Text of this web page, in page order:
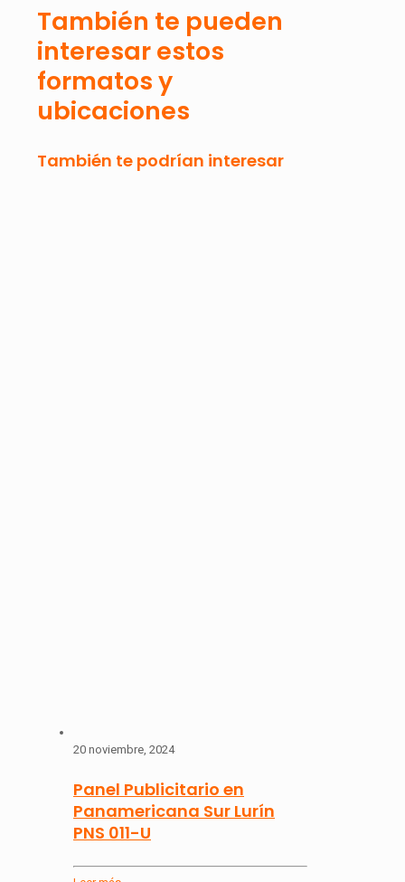
También te pueden
interesar estos
formatos y
ubicaciones
También te podrían interesar
20 noviembre, 2024
Panel Publicitario en
Panamericana Sur Lurín
PNS 011-U